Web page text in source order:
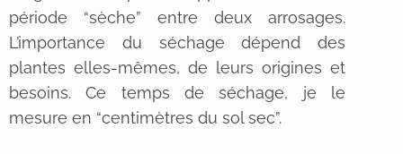
période “sèche” entre deux arrosages.
L’importance du séchage dépend des
plantes elles-mêmes, de leurs origines et
besoins. Ce temps de séchage, je le
mesure en “centimètres du sol sec”.